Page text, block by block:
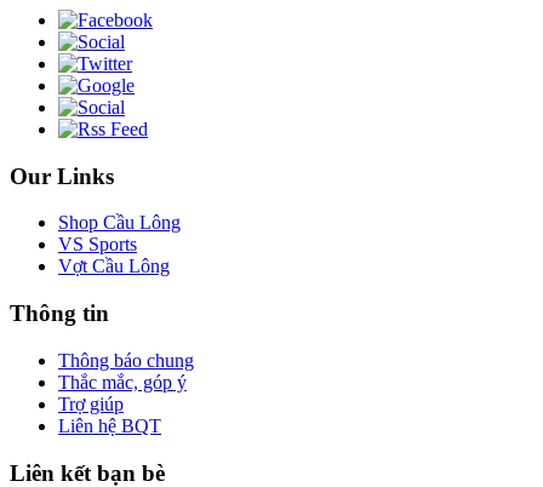
Our Links
Shop Cầu Lông
VS Sports
Vợt Cầu Lông
Thông tin
Thông báo chung
Thắc mắc, góp ý
Trợ giúp
Liên hệ BQT
Liên kết bạn bè